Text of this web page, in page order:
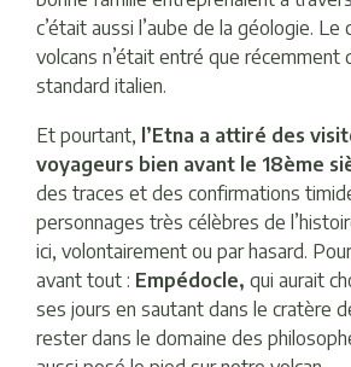
c’était aussi l’aube de la géologie. Le
volcans n’était entré que récemment
standard italien.
Et pourtant, l’Etna a attiré des
voyageurs bien avant le 18ème
des traces et des confirmations
personnages très célèbres de
ici, volontairement ou par hasard. Pour
avant tout : Empédocle, qui aurait
ses jours en sautant dans le cratère
rester dans le domaine des